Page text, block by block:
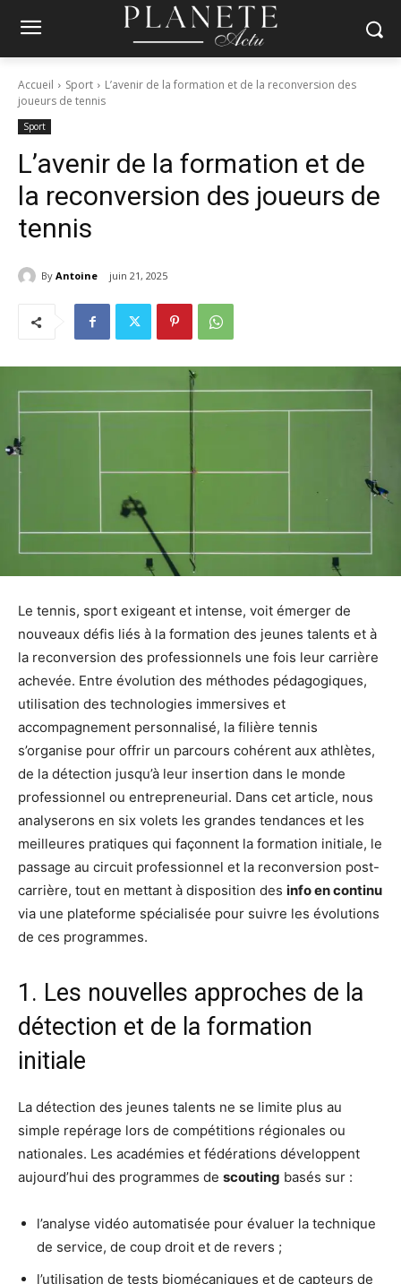
Accueil Sport
L’avenir de la formation et de la reconversion des
joueurs de tennis
Sport
L’avenir de la formation et de
la reconversion des joueurs de
tennis
By Antoine juin 21, 2025
Le tennis, sport exigeant et intense, voit émerger de
nouveaux défis liés à la formation des jeunes talents et à
la reconversion des professionnels une fois leur carrière
achevée. Entre évolution des méthodes pédagogiques,
utilisation des technologies immersives et
accompagnement personnalisé, la filière tennis
s’organise pour offrir un parcours cohérent aux athlètes,
de la détection jusqu’à leur insertion dans le monde
professionnel ou entrepreneurial. Dans cet article, nous
analyserons en six volets les grandes tendances et les
meilleures pratiques qui façonnent la formation initiale, le
passage au circuit professionnel et la reconversion post-
carrière, tout en mettant à disposition des info en continu
via une plateforme spécialisée pour suivre les évolutions
de ces programmes.
1. Les nouvelles approches de la
détection et de la formation
initiale
La détection des jeunes talents ne se limite plus au
simple repérage lors de compétitions régionales ou
nationales. Les académies et fédérations développent
aujourd’hui des programmes de scouting basés sur :
l’analyse vidéo automatisée pour évaluer la technique
de service, de coup droit et de revers ;
l’utilisation de tests biomécaniques et de capteurs de